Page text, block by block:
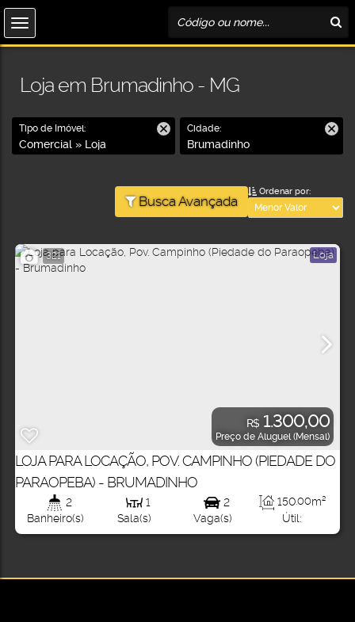
Loja em Brumadinho - MG
Tipo de Imóvel:
Comercial » Loja
Cidade:
Brumadinho
Busca Avançada
Ordenar por:
321 Loja
R$ 1.300,00
Preço de Aluguel (Mensal)
LOJA PARA LOCAÇÃO, POV. CAMPINHO (PIEDADE DO
PARAOPEBA) - BRUMADINHO
2
Banheiro(s)
1
Sala(s)
2
Vaga(s)
Útil:
150.00m²